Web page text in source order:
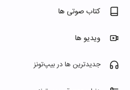
کتاب صوتی ها
ویدیو ها
جدیدترین ها در بیپ‌تونز